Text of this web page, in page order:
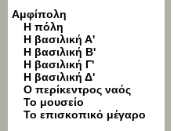
Αμφίπολη
Η πόλη
Η βασιλική Α'
Η βασιλική Β'
Η βασιλική Γ'
Η βασιλική Δ'
Ο περίκεντρος ναός
Το μουσείο
Το επισκοπικό μέγαρο